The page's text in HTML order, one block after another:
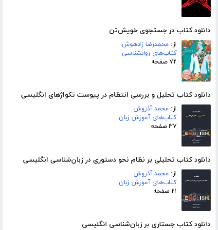
دانلود کتاب در جستجوی خویش‌تن
از: محمدرضا زادهوش
کتاب‌های روانشناسی
۷۲ صفحه
دانلود کتاب تحلیل و بررسی انتظام در پیوست تکواژهای انگلیسی
از: محمد آذروش
کتاب‌های آموزش زبان
۳۷ صفحه
دانلود کتاب تحلیلی بر نظام نحو دستوری در زبان‌شناسی انگلیسی
از: محمد آذروش
کتاب‌های آموزش زبان
۲۱ صفحه
دانلود کتاب جستاری بر زبان‌شناسی انگلیسی